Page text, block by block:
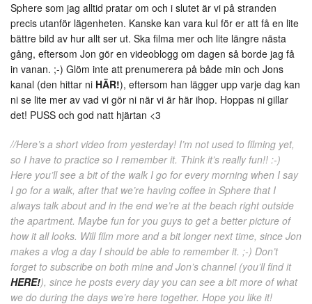
Sphere som jag alltid pratar om och i slutet är vi på stranden
precis utanför lägenheten. Kanske kan vara kul för er att få en lite
bättre bild av hur allt ser ut. Ska filma mer och lite längre nästa
gång, eftersom Jon gör en videoblogg om dagen så borde jag få
in vanan. ;-) Glöm inte att prenumerera på både min och Jons
kanal (den hittar ni HÄR!), eftersom han lägger upp varje dag kan
ni se lite mer av vad vi gör ni när vi är här ihop. Hoppas ni gillar
det! PUSS och god natt hjärtan <3
//Here’s a short video from yesterday! I’m not used to filming yet,
so I have to practice so I remember it. Think it’s really fun!! :-)
Here you’ll see a bit of the walk I go for every morning when I say
I go for a walk, after that we’re having coffee in Sphere that I
always talk about and in the end we’re at the beach right outside
the apartment. Maybe fun for you guys to get a better picture of
how it all looks. Will film more and a bit longer next time, since Jon
makes a vlog a day I should be able to remember it. ;-) Don’t
forget to subscribe on both mine and Jon’s channel (you’ll find it
HERE!), since he posts every day you can see a bit more of what
we do during the days we’re here together. Hope you like it!